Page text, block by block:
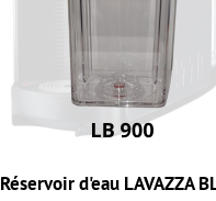
Réservoir d'eau LAVAZZA